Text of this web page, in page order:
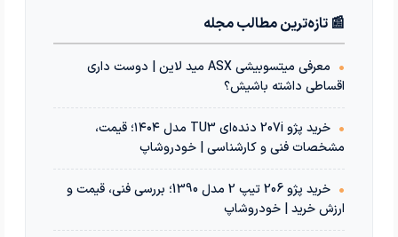
📰 تازه‌ترین مطالب مجله
•
معرفی میتسوبیشی ASX مید لاین | دوست داری
اقساطی داشته باشیش؟
•
خرید پژو 207i دنده‌ای TU3 مدل ۱۴۰۴؛ قیمت،
مشخصات فنی و کارشناسی | خودروشاپ
•
خرید پژو 206 تیپ 2 مدل 1390؛ بررسی فنی، قیمت و
ارزش خرید | خودروشاپ